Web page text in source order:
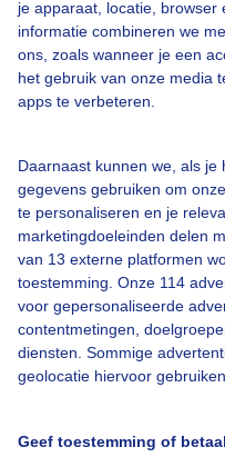
je apparaat, locatie,
informatie combineren we
ons, zoals wanneer je een
het gebruik van onze media
apps te verbeteren.
Daarnaast kunnen we, als
gegevens gebruiken om
te personaliseren en je
marketingdoeleinden delen
van 13 externe platformen
toestemming. Onze 114
voor gepersonaliseerde
contentmetingen,
diensten. Sommige
geolocatie hiervoor
Geef toestemming of
Bekijk slideshow
Een
Over Buienradar